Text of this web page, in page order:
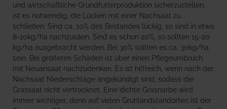
und wirtschaftliche Grundfutterproduktion sicherzustellen,
ist es notwendig, die Lücken mit einer Nachsaat zu
schließen. Sind ca. 10% des Bestandes lückig, so sind in etwa
8-10kg/ha nachzusäen. Sind es schon 20%, so sollten 15-20
kg/ha ausgebracht werden. Bei 30% sollten es ca. 30kg/ha
sein. Bei größeren Schäden ist über einen Pflegeumbruch
mit Neuansaat nachzudenken. Es ist hilfreich, wenn nach der
Nachsaat Niederschläge angekündigt sind, sodass die
Grassaat nicht vertrocknet. Eine dichte Grasnarbe wird
immer wichtiger, denn auf vielen Grünlandstandorten ist der